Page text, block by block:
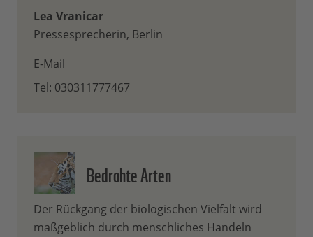
Lea Vranicar
Pressesprecherin, Berlin
E-Mail
Tel: 030311777467
Bedrohte Arten
Der Rückgang der biologischen Vielfalt wird
maßgeblich durch menschliches Handeln